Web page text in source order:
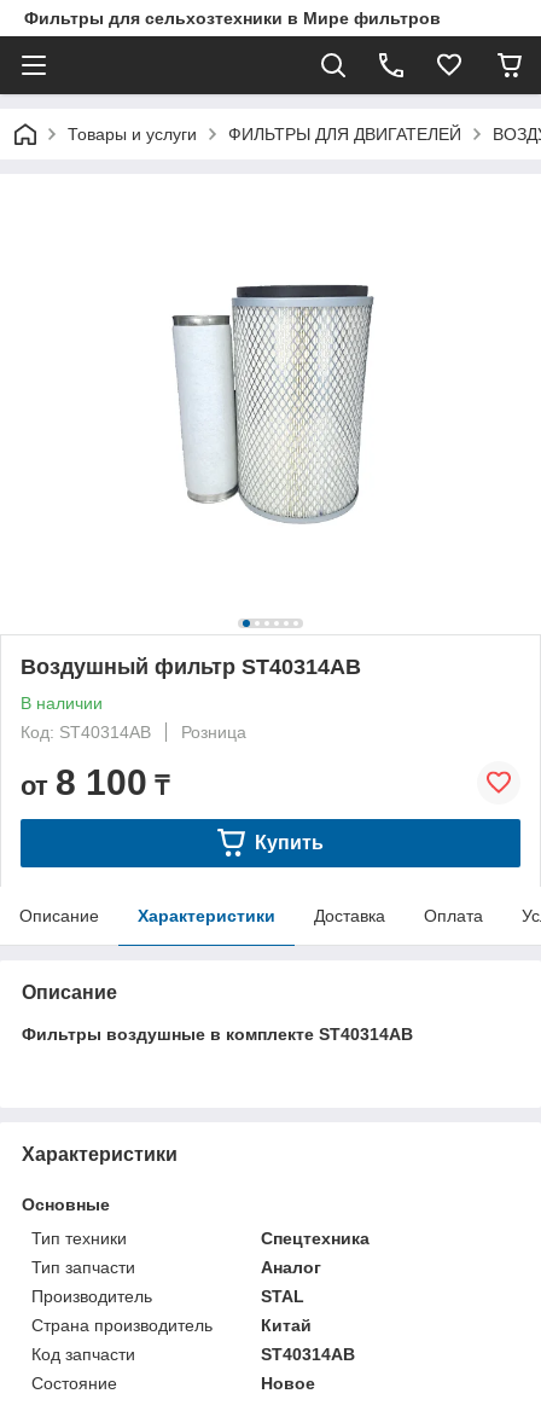
Фильтры для сельхозтехники в Мире фильтров
Товары и услуги ФИЛЬТРЫ ДЛЯ ДВИГАТЕЛЕЙ
Воздушный фильтр ST40314AB
В наличии
Код: ST40314AB
Розница
от 8 100 ₸
Купить
Описание Характеристики Доставка Оплата
Описание
Фильтры воздушные в комплекте ST40314AB
Характеристики
Основные
Тип техники
Спецтехника
Тип запчасти
Аналог
Производитель
STAL
Страна производитель
Китай
Код запчасти
ST40314AB
Состояние
Новое